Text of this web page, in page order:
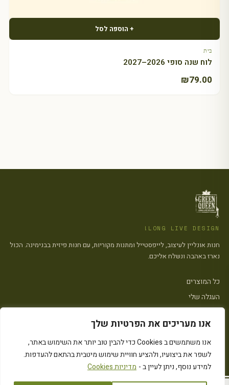
אנו מעריכים את הפרטיות שלך
אנו משתמשים ב Cookies כדי להבין טוב יותר את השימוש באתר,
לשפר את ביצועיו, ולהציע חוויית שימוש מיטבית בהתאם להעדפות.
למידע נוסף, ניתן לעיין ב - מדיניות Cookies
+ הוספה לסל
בית
לוח שנה סופי 2026–2027
₪79.00
LONG LIVE DESIGN!
חנות אונליין לעיצוב, לייפסטייל ומתנות מקוריות, עם חנות פיזית בבנימינה. הכול
נארז באהבה ונשלח אליכם.
כל המוצרים
העגלה שלי
הצהרת נגישות · מדיניות פרטיות · מדיניות העוגיות (״Cookies״) · תקנון האתר